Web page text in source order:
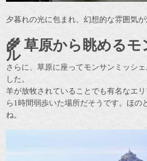
夕暮れの光に包まれ、幻想的な雰囲気が
🌾 草原から眺める
ル
さらに、草原に座ってモンサンミッシ
した。
羊が放牧されていることでも有名なエ
ら1時間弱歩いた場所だそうです。ほの
ね。